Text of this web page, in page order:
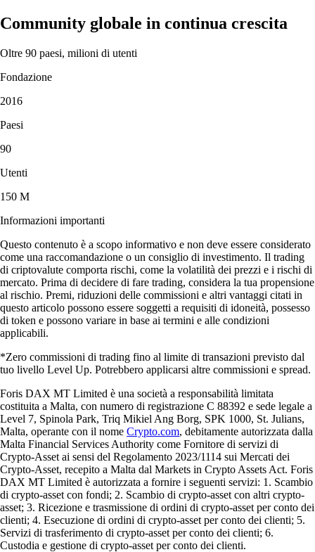
Community globale in continua crescita
Oltre 90 paesi, milioni di utenti
Fondazione
2016
Paesi
90
Utenti
150 M
Informazioni importanti
Questo contenuto è a scopo informativo e non deve essere considerato
come una raccomandazione o un consiglio di investimento. Il trading
di criptovalute comporta rischi, come la volatilità dei prezzi e i rischi di
mercato. Prima di decidere di fare trading, considera la tua propensione
al rischio. Premi, riduzioni delle commissioni e altri vantaggi citati in
questo articolo possono essere soggetti a requisiti di idoneità, possesso
di token e possono variare in base ai termini e alle condizioni
applicabili.
*Zero commissioni di trading fino al limite di transazioni previsto dal
tuo livello Level Up. Potrebbero applicarsi altre commissioni e spread.
Foris DAX MT Limited è una società a responsabilità limitata
costituita a Malta, con numero di registrazione C 88392 e sede legale a
Level 7, Spinola Park, Triq Mikiel Ang Borg, SPK 1000, St. Julians,
Malta, operante con il nome Crypto.com, debitamente autorizzata dalla
Malta Financial Services Authority come Fornitore di servizi di
Crypto-Asset ai sensi del Regolamento 2023/1114 sui Mercati dei
Crypto-Asset, recepito a Malta dal Markets in Crypto Assets Act. Foris
DAX MT Limited è autorizzata a fornire i seguenti servizi: 1. Scambio
di crypto-asset con fondi; 2. Scambio di crypto-asset con altri crypto-
asset; 3. Ricezione e trasmissione di ordini di crypto-asset per conto dei
clienti; 4. Esecuzione di ordini di crypto-asset per conto dei clienti; 5.
Servizi di trasferimento di crypto-asset per conto dei clienti; 6.
Custodia e gestione di crypto-asset per conto dei clienti.